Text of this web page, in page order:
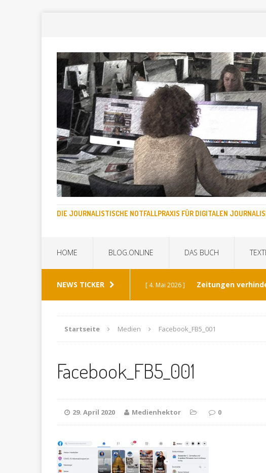
DIE JOURNALISTISCHE NOTFALLPRAXIS FÜR DIGITALEN
HOME BLOG.ONLINE DAS BUCH
NEWS TICKER [ 4. Mai 2026 ] Zeitungen
[ 8. Januar 2026 ] „Die
[ 19. Dezember 2025 ]
[ 30. Mai 2026 ] Wann hat sich
verabschiedet?
Startseite Medien Facebook_FB5_001
Facebook_FB5_001
29. April 2020 Medienhektor 0